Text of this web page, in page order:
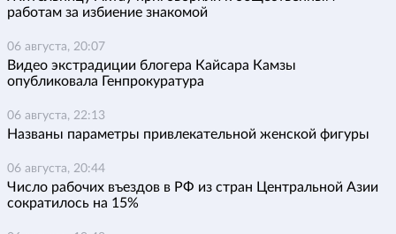
работам за избиение знакомой
06 августа, 20:07
Видео экстрадиции блогера Кайсара Камзы
опубликовала Генпрокуратура
06 августа, 22:13
Названы параметры привлекательной женской фигуры
06 августа, 20:44
Число рабочих въездов в РФ из стран Центральной Азии
сократилось на 15%